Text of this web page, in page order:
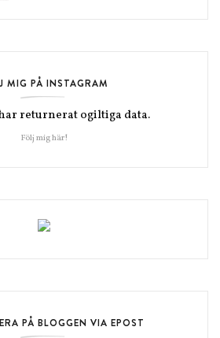
MIG PÅ INSTAGRAM
returnerat ogiltiga data.
Följ mig här!
PÅ BLOGGEN VIA EPOST